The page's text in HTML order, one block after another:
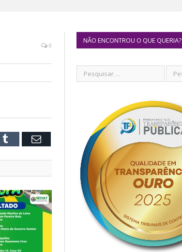
0
Tumblr Email
NÃO ENCONTROU O QUE QUERIA?